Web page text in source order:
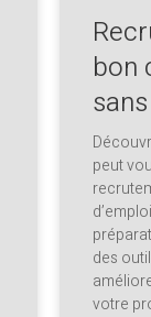
bon
peut
des
votre